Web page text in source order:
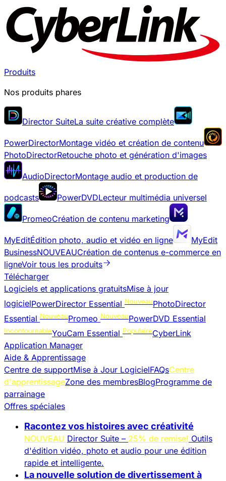
Produits
Nos produits phares
Director SuiteLa suite créative complète
PowerDirectorMontage vidéo et création de contenu
PhotoDirectorRetouche photo et génération d'images
AudioDirectorMontage audio et production de
podcasts PowerDVDLecteur multimédia universel
PromeoCréation de contenu marketing
MyEditÉdition photo, audio et vidéo en ligne
MyEdit
BusinessNOUVEAUCréation de contenus e-commerce en
ligneVoir tous les produits
Télécharger
Logiciels et applications gratuitsMise à jour
logicielPowerDirector Essential NouveauPhotoDirector
Essential NouveauPromeo NouveauPowerDVD Essential
IncontournableYouCam Essential PopulaireCyberLink
Application Manager
Aide & Apprentissage
Centre de supportMise à Jour LogicielFAQsCentre
d'apprentissageZone des membresBlogProgramme de
parrainage
Offres spéciales
Racontez vos histoires avec créativité
NOUVEAU Director Suite – 25% de remise! Outils
d'édition vidéo, photo et audio pour une édition
rapide et intelligente.
La nouvelle solution de divertissement à